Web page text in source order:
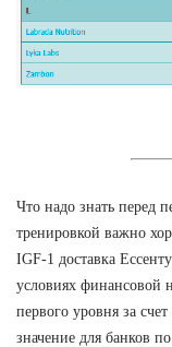
Что надо знать перед
тренировкой важно
IGF-1 доставка
условиях финансовой
первого уровня за
значение для банков